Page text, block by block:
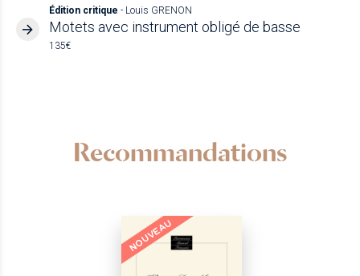
Édition critique - Louis GRENON
Motets avec instrument obligé de basse
135€
Recommandations
NOUVEAU